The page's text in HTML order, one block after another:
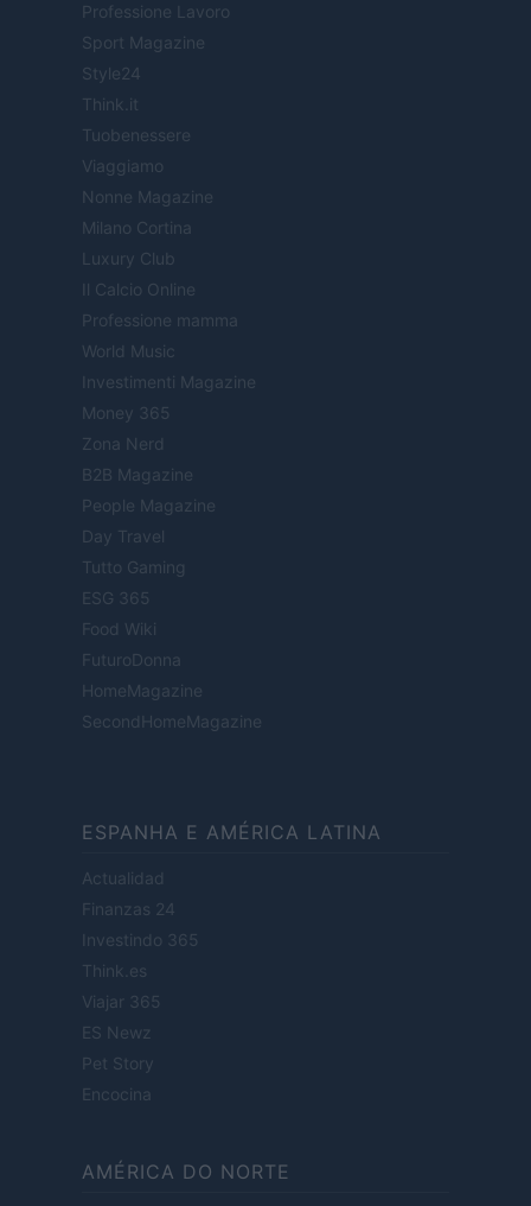
Professione Lavoro
Sport Magazine
Style24
Think.it
Tuobenessere
Viaggiamo
Nonne Magazine
Milano Cortina
Luxury Club
Il Calcio Online
Professione mamma
World Music
Investimenti Magazine
Money 365
Zona Nerd
B2B Magazine
People Magazine
Day Travel
Tutto Gaming
ESG 365
Food Wiki
FuturoDonna
HomeMagazine
SecondHomeMagazine
ESPANHA E AMÉRICA LATINA
Actualidad
Finanzas 24
Investindo 365
Think.es
Viajar 365
ES Newz
Pet Story
Encocina
AMÉRICA DO NORTE